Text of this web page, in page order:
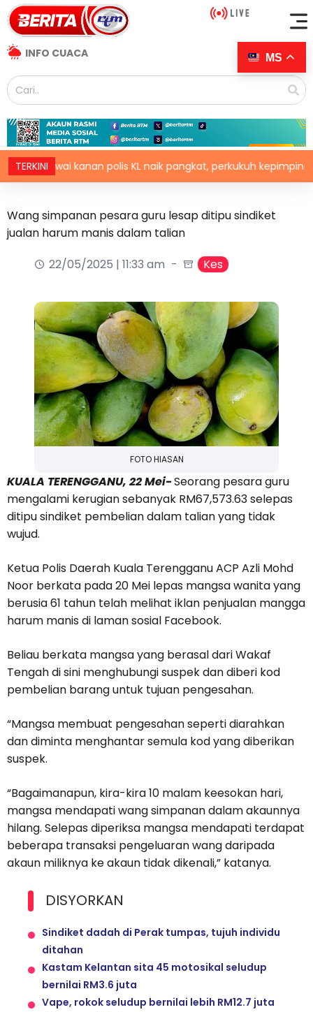
INFO CUACA
TERKINI
kanan polis KL naik pangkat, perkukuh kepimpinan
Wang simpanan pesara guru lesap ditipu sindiket
jualan harum manis dalam talian
22/05/2025 | 11:33 am
Kes
FOTO HIASAN
KUALA TERENGGANU, 22 Mei-Seorang pesara guru
mengalami kerugian sebanyak RM67,573.63 selepas
ditipu sindiket pembelian dalam talian yang tidak
wujud.
Ketua Polis Daerah Kuala Terengganu ACP Azli Mohd
Noor berkata pada 20 Mei lepas mangsa wanita yang
berusia 61 tahun telah melihat iklan penjualan mangga
harum manis di laman sosial Facebook.
Beliau berkata mangsa yang berasal dari Wakaf
Tengah di sini menghubungi suspek dan diberi kod
pembelian barang untuk tujuan pengesahan.
“Mangsa membuat pengesahan seperti diarahkan
dan diminta menghantar semula kod yang diberikan
suspek.
“Bagaimanapun, kira-kira 10 malam keesokan hari,
mangsa mendapati wang simpanan dalam akaunnya
hilang. Selepas diperiksa mangsa mendapati terdapat
beberapa transaksi pengeluaran wang daripada
akaun miliknya ke akaun tidak dikenali,” katanya.
DISYORKAN
Sindiket dadah di Perak tumpas, tujuh individu
ditahan
Kastam Kelantan sita 45 motosikal seludup
bernilai RM3.6 juta
Vape, rokok seludup bernilai lebih RM12.7 juta
MS